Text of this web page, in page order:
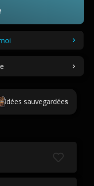
Idées sauvegardées